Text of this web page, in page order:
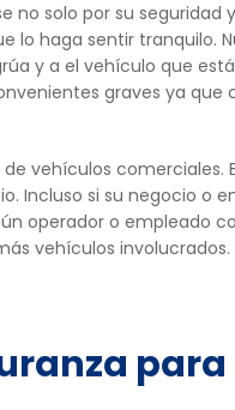
solo por su
lo haga sentir tranquilo.
y a el vehículo que
graves ya
vehículos
Incluso si su negocio o
operador o empleado
vehículos involucrados.